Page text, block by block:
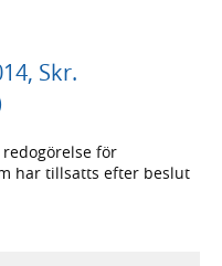
Skr.
för
har tillsatts efter beslut